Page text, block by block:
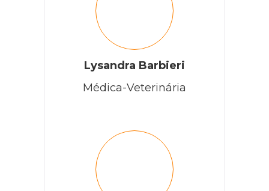
Lysandra Barbieri
Médica-Veterinária